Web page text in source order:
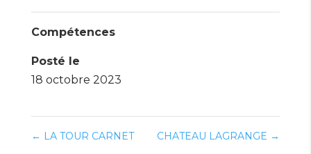
Compétences
Posté le
18 octobre 2023
← LA TOUR CARNET CHATEAU LAGRANGE →